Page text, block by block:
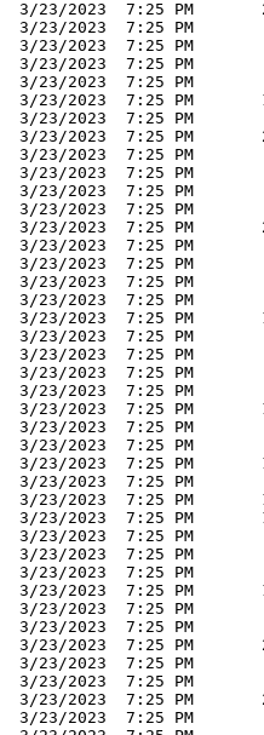
3/23/2023  7:25 PM
3/23/2023  7:25 PM
3/23/2023  7:25 PM
3/23/2023  7:25 PM
3/23/2023  7:25 PM
3/23/2023  7:25 PM
3/23/2023  7:25 PM
3/23/2023  7:25 PM
3/23/2023  7:25 PM
3/23/2023  7:25 PM
3/23/2023  7:25 PM
3/23/2023  7:25 PM
3/23/2023  7:25 PM
3/23/2023  7:25 PM
3/23/2023  7:25 PM
3/23/2023  7:25 PM
3/23/2023  7:25 PM
3/23/2023  7:25 PM
3/23/2023  7:25 PM
3/23/2023  7:25 PM
3/23/2023  7:25 PM
3/23/2023  7:25 PM
3/23/2023  7:25 PM
3/23/2023  7:25 PM
3/23/2023  7:25 PM
3/23/2023  7:25 PM
3/23/2023  7:25 PM
3/23/2023  7:25 PM
3/23/2023  7:25 PM
3/23/2023  7:25 PM
3/23/2023  7:25 PM
3/23/2023  7:25 PM
3/23/2023  7:25 PM
3/23/2023  7:25 PM
3/23/2023  7:25 PM
3/23/2023  7:25 PM
3/23/2023  7:25 PM
3/23/2023  7:25 PM
3/23/2023  7:25 PM
3/23/2023  7:25 PM